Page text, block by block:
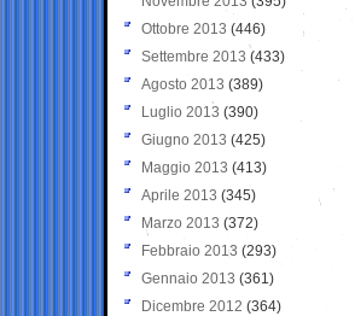
Ottobre 2013 (446)
Settembre 2013 (433)
Agosto 2013 (389)
Luglio 2013 (390)
Giugno 2013 (425)
Maggio 2013 (413)
Aprile 2013 (345)
Marzo 2013 (372)
Febbraio 2013 (293)
Gennaio 2013 (361)
Dicembre 2012 (364)